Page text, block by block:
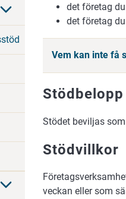
det företag
det företag
Vem kan inte få
Stödbelopp
Stödet beviljas
Stödvillkor
veckan eller som